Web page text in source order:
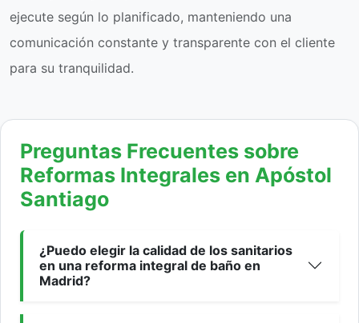
ejecute según lo planificado, manteniendo una
comunicación constante y transparente con el cliente
para su tranquilidad.
Preguntas Frecuentes sobre
Reformas Integrales en Apóstol
Santiago
¿Puedo elegir la calidad de los sanitarios
en una reforma integral de baño en
Madrid?